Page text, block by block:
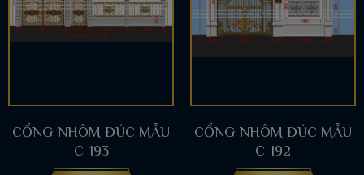
CỔNG NHÔM ĐÚC MẪU
C-193
CỔNG NHÔM ĐÚC MẪU
C-192